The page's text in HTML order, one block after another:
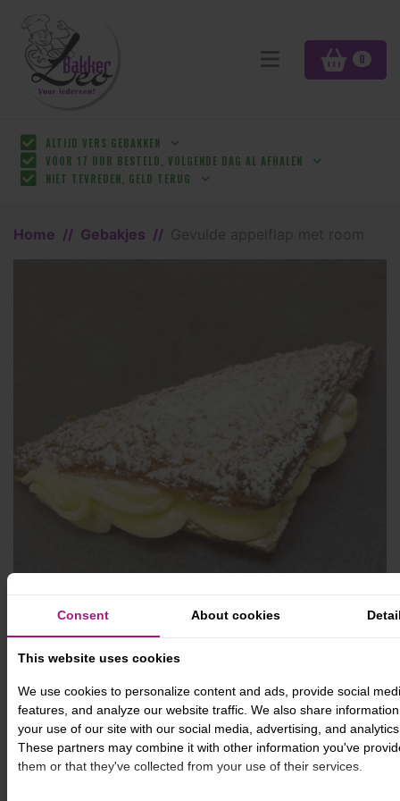
0
ALTIJD VERS GEBAKKEN
VOOR 17 UUR BESTELD, VOLGENDE DAG AL AFHALEN
NIET TEVREDEN, GELD TERUG
Home Gebakjes
€ 2,65
Gevulde appelflap met
room
Versgebakken appelflap gevuld met
Consent About cookies
This website uses cookies
We use cookies to personalize content and ads, provide social
features, and analyze our website traffic. We also share
your use of our site with our social media, advertising, and
These partners may combine it with other information you've
them or that they've collected from your use of their services.